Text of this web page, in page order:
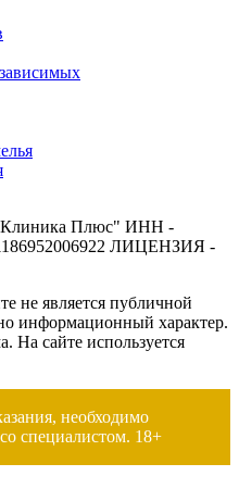
Плюс" ИНН -
ЛИЦЕНЗИЯ -
не является публичной
информационный характер.
На сайте используется
необходимо
специалистом. 18+